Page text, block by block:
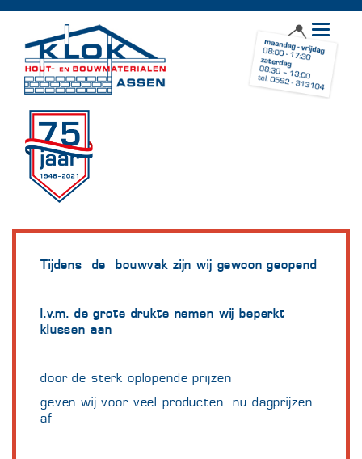
Toggle
Tijdens de bouwvak zijn wij gewoon geopend
I.v.m. de grote drukte nemen wij beperkt
klussen aan
door de sterk oplopende prijzen
geven wij voor veel producten nu dagprijzen
af